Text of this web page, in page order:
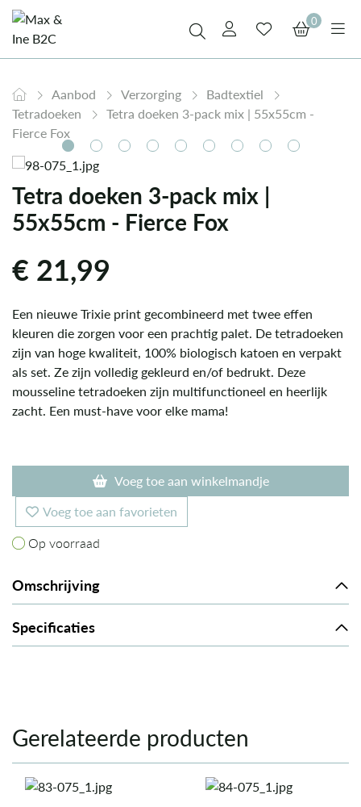
0
Aanbod Verzorging
Badtextiel
Tetradoeken
Tetra doeken 3-pack mix | 55x55cm -
Fierce Fox
Tetra doeken 3-pack mix |
55x55cm - Fierce Fox
€21,99
Een nieuwe Trixie print gecombineerd met twee effen
kleuren die zorgen voor een prachtig palet. De tetradoeken
zijn van hoge kwaliteit, 100% biologisch katoen en verpakt
als set. Ze zijn volledig gekleurd en/of bedrukt. Deze
mousseline tetradoeken zijn multifunctioneel en heerlijk
zacht. Een must-have voor elke mama!
Voeg toe aan winkelmandje
Voeg toe aan favorieten
Op voorraad
Op voorraad
Omschrijving
Specificaties
Gerelateerde producten